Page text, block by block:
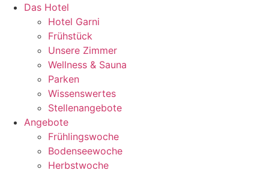
Zum
wechseln
Das Hotel
Hotel Garni
Frühstück
Unsere Zimmer
Wellness & Sauna
Parken
Wissenswertes
Stellenangebote
Angebote
Frühlingswoche
Bodenseewoche
Herbstwoche